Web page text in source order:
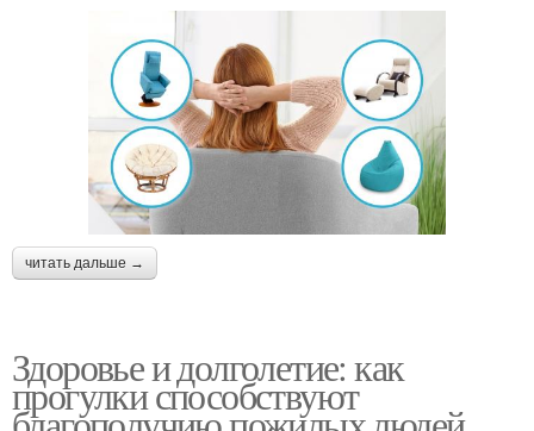
читать дальше →
Здоровье и долголетие: как
прогулки способствуют